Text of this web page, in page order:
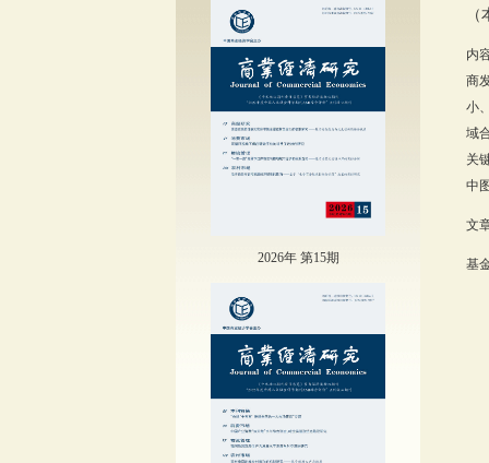
2026年 第15期
内
商
小
域
关
中
文
基